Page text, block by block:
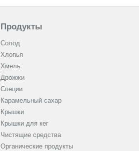
Продукты
Солод
Хлопья
Хмель
Дрожжи
Cпеции
Карамельный сахар
Крышки
Крышки для кег
Чистящие средства
Органические продукты